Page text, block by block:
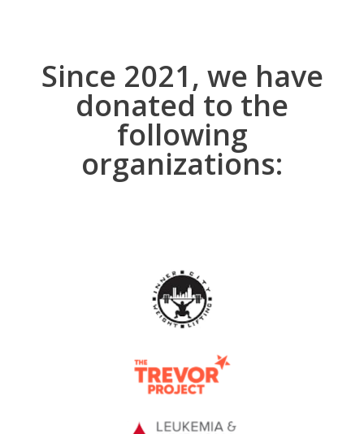
Since 2021, we have
donated to the
following
organizations: